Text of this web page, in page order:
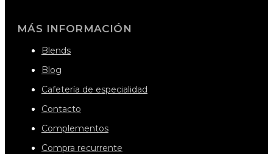
MÁS INFORMACIÓN
Blends
Blog
Cafetería de especialidad
Contacto
Complementos
Compra recurrente